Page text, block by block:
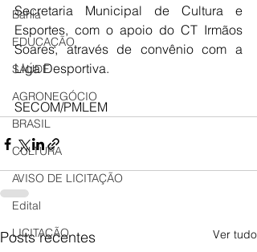
Bahia
EDUCAÇÃO
SAÚDE
AGRONEGÓCIO
BRASIL
CULTURA
AVISO DE LICITAÇÃO
Edital
LICITAÇÃO
Secretaria Municipal de Cultura e
Esportes, com o apoio do CT Irmãos
Soares, através de convênio com a
Liga Desportiva.
SECOM/PMLEM
Posts recentes Ver tudo